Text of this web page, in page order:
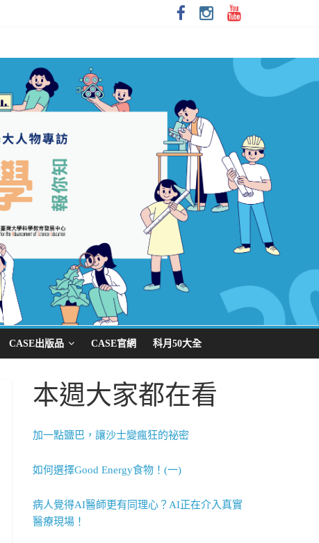
CASE出版品 CASE官網 科月50大全
本週大家都在看
加一點鹽巴，讓沙士變瘋狂的祕密
如何選擇Good Energy食物！(一)
病人覺得AI醫師更有同理心？AI正在介入真實
醫療現場！